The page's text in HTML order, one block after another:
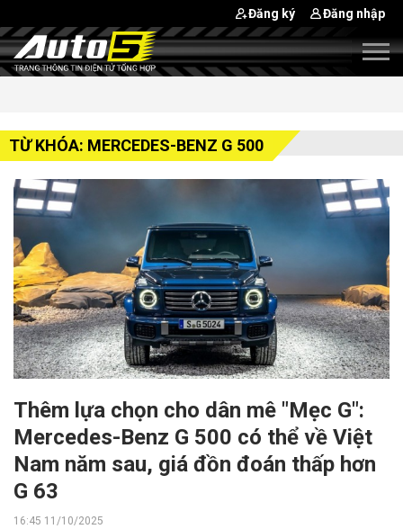
Đăng ký Đăng nhập
TỪ KHÓA: MERCEDES-BENZ G 500
Thêm lựa chọn cho dân mê "Mẹc G":
Mercedes-Benz G 500 có thể về Việt
Nam năm sau, giá đồn đoán thấp hơn
G 63
16:45 11/10/2025